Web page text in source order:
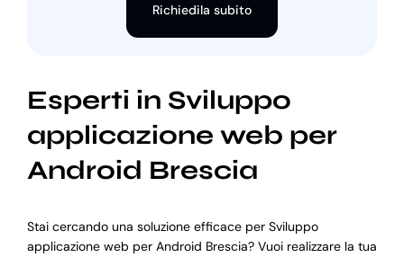
Richiedila subito
Esperti in Sviluppo
applicazione web per
Android Brescia
Stai cercando una soluzione efficace per Sviluppo
applicazione web per Android Brescia? Vuoi realizzare la tua